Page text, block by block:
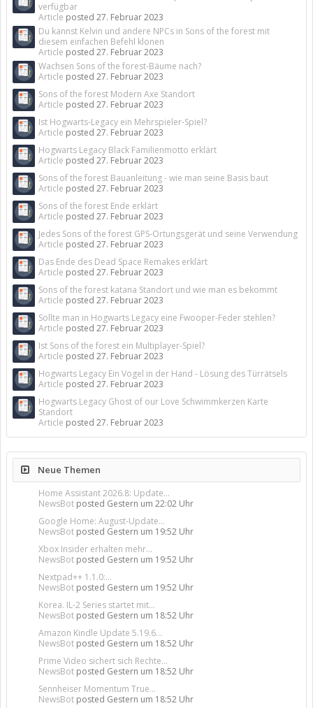
verfügbar
Article posted 27. Februar 2023
Du kannst Kelvin und andere NPCs in Sons of the forest mit
diesem einfachen Befehl klonen
Article posted 27. Februar 2023
Wachsen Sons of the forest-Bäume nach?
Article posted 27. Februar 2023
Sons of the forest Modern Axe Standort
Article posted 27. Februar 2023
Ist Hogwarts-Legacy ein Mehrspieler-Spiel?
Article posted 27. Februar 2023
Hogwarts Legacy Black Familienmotto erklärt
Article posted 27. Februar 2023
Sons of the forest Bauanleitung - wie man seine Basis baut
Article posted 27. Februar 2023
Sons of the forest Ende erklärt
Article posted 27. Februar 2023
Jedes Sons of the forest GPS-Ortungsgerät und seine Verwendung
Article posted 27. Februar 2023
Das Ende des Dead Space Remakes erklärt
Article posted 27. Februar 2023
Sons of the forest katana Standort und wie man es bekommt
Article posted 27. Februar 2023
Sollte man in Hogwarts Legacy eine Fwooper-Feder stehlen?
Article posted 27. Februar 2023
Ist Sons of the forest ein Multiplayer-Spiel?
Article posted 27. Februar 2023
Hogwarts Legacy Ein Vogel in der Hand - Lösung des Türrätsels
Article posted 27. Februar 2023
Hogwarts Legacy Ghost of our Love Schwimmkerzen Karte
Standort
Article posted 27. Februar 2023
Neue Themen
Home Assistant 2026.8: Update...
NewsBot posted Gestern um 22:02 Uhr
Google Home: August-Update...
NewsBot posted Gestern um 19:52 Uhr
Xbox Insider erhalten mehr...
NewsBot posted Gestern um 19:52 Uhr
Nextpad++ 1.1.0:...
NewsBot posted Gestern um 19:52 Uhr
Korea. IL-2 Series startet mit...
NewsBot posted Gestern um 18:52 Uhr
Amazon Kindle Update 5.19.6...
NewsBot posted Gestern um 18:52 Uhr
Prime Video sichert sich Rechte...
NewsBot posted Gestern um 18:52 Uhr
Sennheiser Momentum True...
NewsBot posted Gestern um 18:52 Uhr